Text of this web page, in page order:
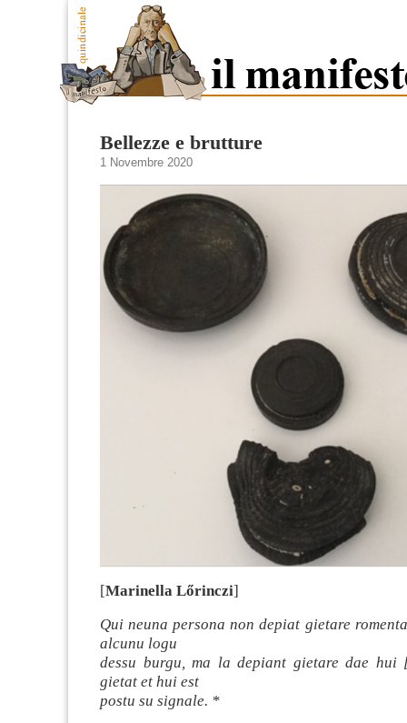
Bellezze e brutture
1 Novembre 2020
[Marinella Lőrinczi]
Qui neuna persona non depiat gietare
alcunu logu
dessu burgu, ma la depiant gietare dae hui
gietat et hui est
postu su signale. *